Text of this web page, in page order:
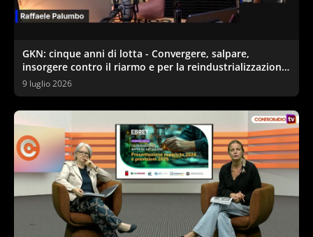
GKN: cinque anni di lotta - Convergere, salpare,
insorgere contro il riarmo e per la reindustrializzazione
ecologica
9 luglio 2026